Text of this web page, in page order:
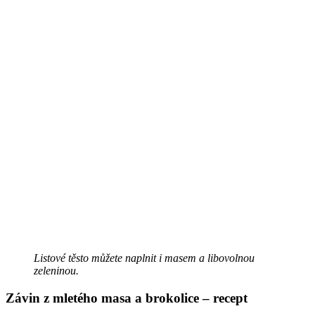
Listové těsto můžete naplnit i masem a libovolnou
zeleninou.
Závin z mletého masa a brokolice – recept